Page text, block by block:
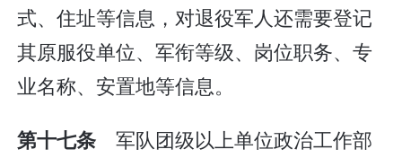
式、住址等信息，对退役军人还需要登记
其原服役单位、军衔等级、岗位职务、专
业名称、安置地等信息。
第十七条军队团级以上单位政治工作部